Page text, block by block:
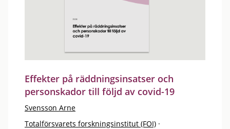
Effekter på räddningsinsatser och
personskador till följd av covid-19
Svensson Arne
Totalförsvarets forskningsinstitut (FOI) ·